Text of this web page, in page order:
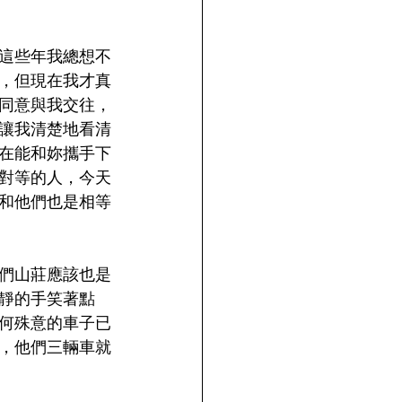
些年我總想不
但現在我才真
意與我交往，
我清楚地看清
能和妳攜手下
等的人，今天
他們也是相等
山莊應該也是
的手笑著點
殊意的車子已
他們三輛車就